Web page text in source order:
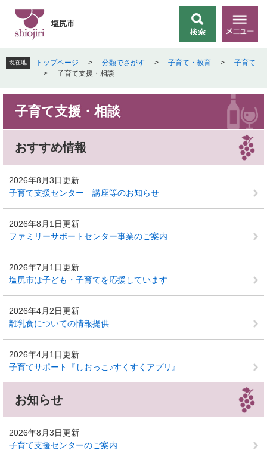
先
頭
す
を
飛
し
文
索
メ
ニ
塩尻市
現在地 トップページ > 分類でさがす > 子育て・教育 >
子育て
>
子育て支援・相談
子育て支援・相談
おすすめ情報
2026年8月3日更新
子育て支援センター 講座等のお知らせ
2026年8月1日更新
ファミリーサポートセンター事業のご案内
2026年7月1日更新
塩尻市は子ども・子育てを応援しています
2026年4月2日更新
離乳食についての情報提供
2026年4月1日更新
子育てサポート『しおっこ♪すくすくアプリ』
お知らせ
2026年8月3日更新
子育て支援センターのご案内